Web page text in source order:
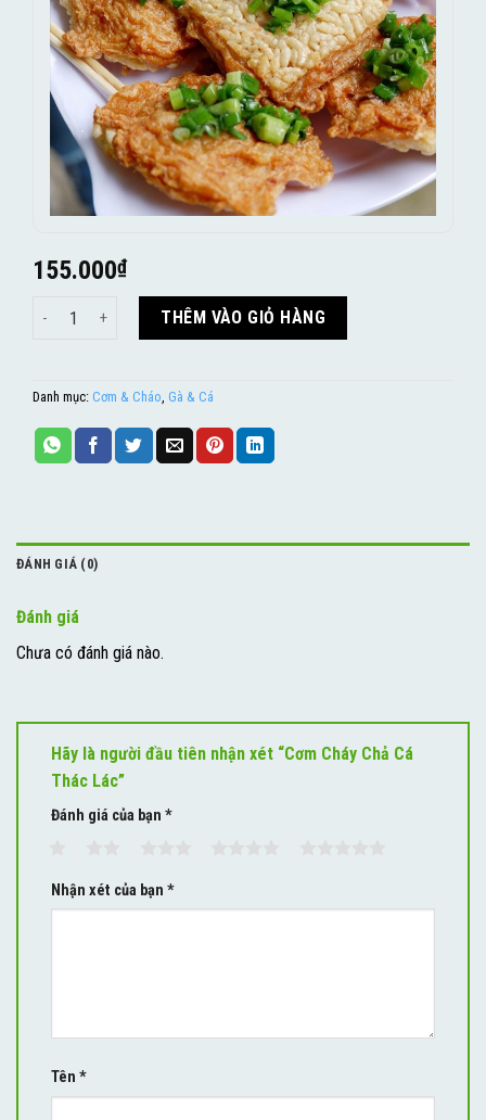
155.000₫
Cơm Cháy Chả Cá Thác Lác số lượng
THÊM VÀO GIỎ HÀNG
Danh mục: Cơm & Cháo, Gà & Cá
ĐÁNH GIÁ (0)
Đánh giá
Chưa có đánh giá nào.
Hãy là người đầu tiên nhận xét “Cơm Cháy Chả Cá
Thác Lác”
Đánh giá của bạn *
Nhận xét của bạn *
Tên *